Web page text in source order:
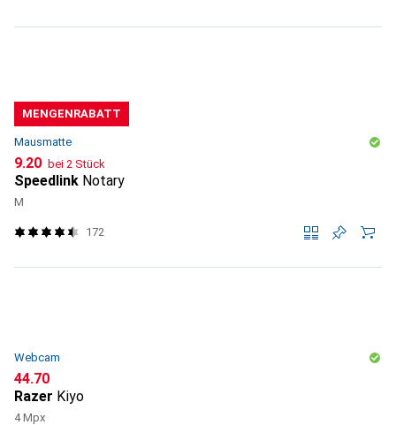
MENGENRABATT
Mausmatte
CHF
9.20 bei 2 Stück
Speedlink Notary
M
172
Webcam
CHF
44.70
Razer Kiyo
4 Mpx